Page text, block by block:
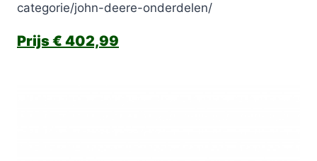
categorie/john-deere-onderdelen/
€ 402,99